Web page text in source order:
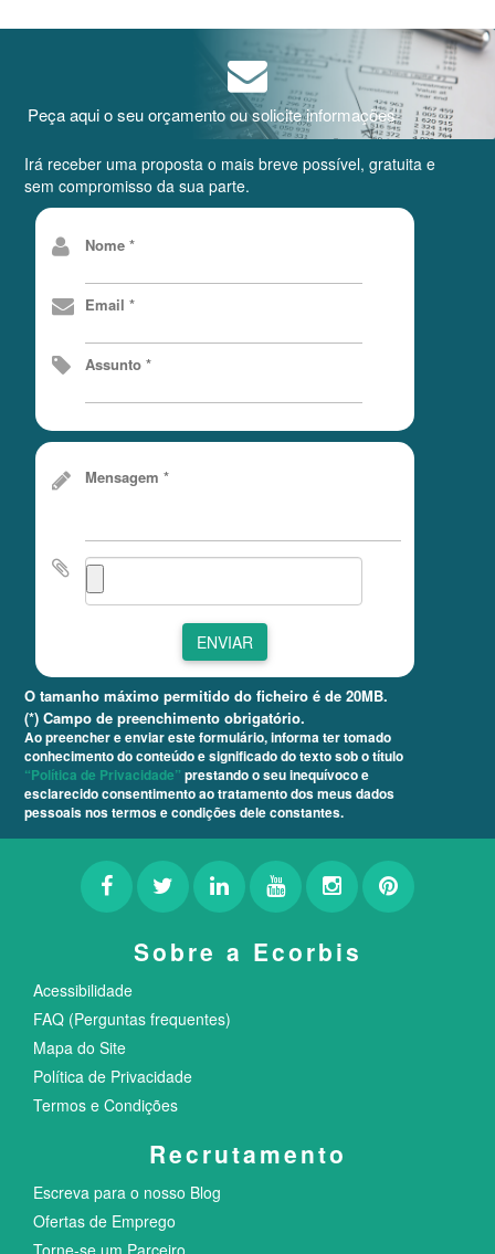
Peça aqui o seu orçamento ou solicite informações
Irá receber uma proposta o mais breve possível, gratuita e
sem compromisso da sua parte.
Nome *
Email *
Assunto *
Mensagem *
ENVIAR
O tamanho máximo permitido do ficheiro é de 20MB.
(*) Campo de preenchimento obrigatório.
Ao preencher e enviar este formulário, informa ter tomado
conhecimento do conteúdo e significado do texto sob o título
“Política de Privacidade” prestando o seu inequívoco e
esclarecido consentimento ao tratamento dos meus dados
pessoais nos termos e condições dele constantes.
Sobre a Ecorbis
Acessibilidade
FAQ (Perguntas frequentes)
Mapa do Site
Política de Privacidade
Termos e Condições
Recrutamento
Escreva para o nosso Blog
Ofertas de Emprego
Torne-se um Parceiro